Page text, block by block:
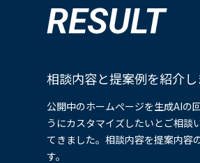
RESULT
相談内容と提案例を紹介
公開中のホームぺージを生成AIの
うにカスタマイズしたいとご相談
てきました。相談内容を提案内容
す。